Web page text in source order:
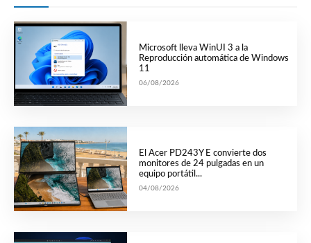
Microsoft lleva WinUI 3 a la
Reproducción automática de Windows
11
06/08/2026
El Acer PD243Y E convierte dos
monitores de 24 pulgadas en un
equipo portátil...
04/08/2026